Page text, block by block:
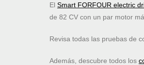
El Smart FORFOUR electric
de 82 CV con un par motor
Revisa todas las pruebas de
Además, descubre todos los